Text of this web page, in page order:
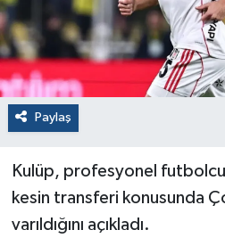
Paylaş
Kulüp, profesyonel futbolcu
kesin transferi konusunda
varıldığını açıkladı.